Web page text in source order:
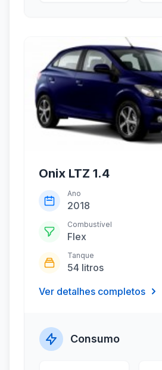
Onix LTZ 1.4
Ano
2018
Combustível
Flex
Tanque
54 litros
Ver detalhes completos
Consumo